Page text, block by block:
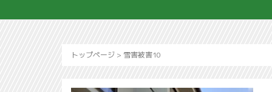
トップページ > 雪害被害10